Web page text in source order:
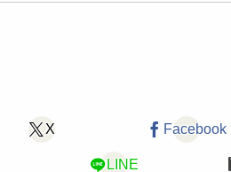
X Facebook
LINE